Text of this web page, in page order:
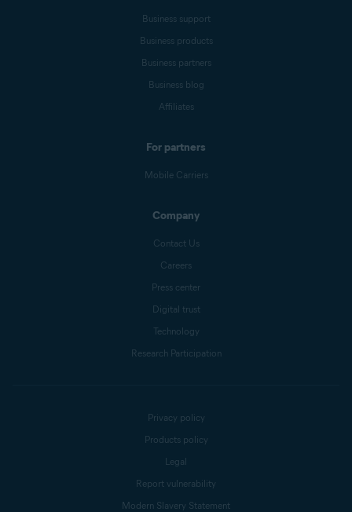
Business support
Business products
Business partners
Business blog
Affiliates
For partners
Mobile Carriers
Company
Contact Us
Careers
Press center
Digital trust
Technology
Research Participation
Privacy policy
Products policy
Legal
Report vulnerability
Modern Slavery Statement